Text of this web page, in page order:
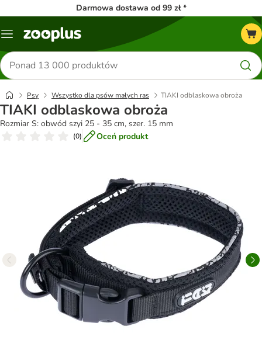
Darmowa dostawa od 99 zł *
Menu
Szukaj
produktów
Psy Wszystko dla psów małych ras TIAKI odblaskowa obroża
TIAKI odblaskowa obroża
Rozmiar S: obwód szyi 25 - 35 cm, szer. 15 mm
(0) Oceń produkt